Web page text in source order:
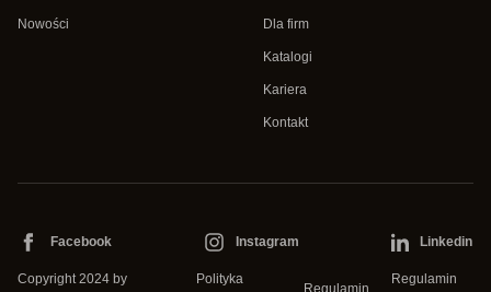
Nowości Dla firm
Katalogi
Kariera
Kontakt
Copyright 2024 by
Polityka
Regulamin
Regulamin
Facebook Instagram Linkedin